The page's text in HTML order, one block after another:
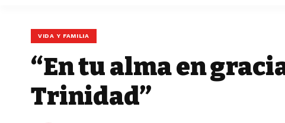
VIDA Y FAMILIA
“En tu alma en
Trinidad”